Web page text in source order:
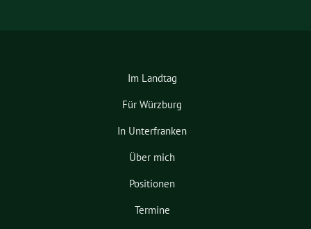
Im Landtag
Für Würzburg
In Unterfranken
Über mich
Positionen
Termine